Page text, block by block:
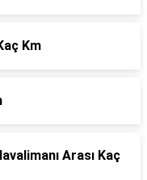
Km
Arası Kaç